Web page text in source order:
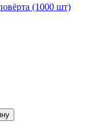
(1000 шт)